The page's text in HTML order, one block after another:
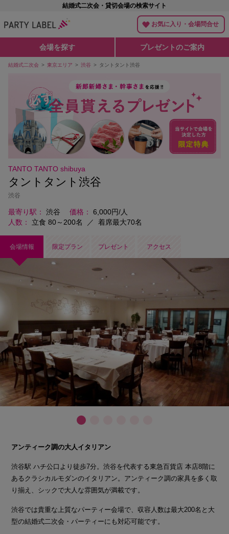
結婚式二次会・貸切会場の検索サイト
お気に入り・会場問合せ
会場を探す プレゼントのご案内
結婚式二次会 東京エリア 渋谷 タントタント渋谷
TANTO TANTO shibuya
タントタント渋谷
渋谷
最寄り駅 渋谷 価格
6,000円/人
人数
立食 80～200名 ／ 着席最大70名
会場情報 限定プラン プレゼント アクセス
アンティーク調の大人イタリアン
渋谷駅 ハチ公口より徒歩7分。渋谷を代表する東急百貨店 本店8階に
あるクラシカルモダンのイタリアン。アンティーク調の家具を多く取
り揃え、シックで大人な雰囲気が満載です。
渋谷では貴重な上質なパーティー会場で、収容人数は最大200名と大
型の結婚式二次会・パーティーにも対応可能です。